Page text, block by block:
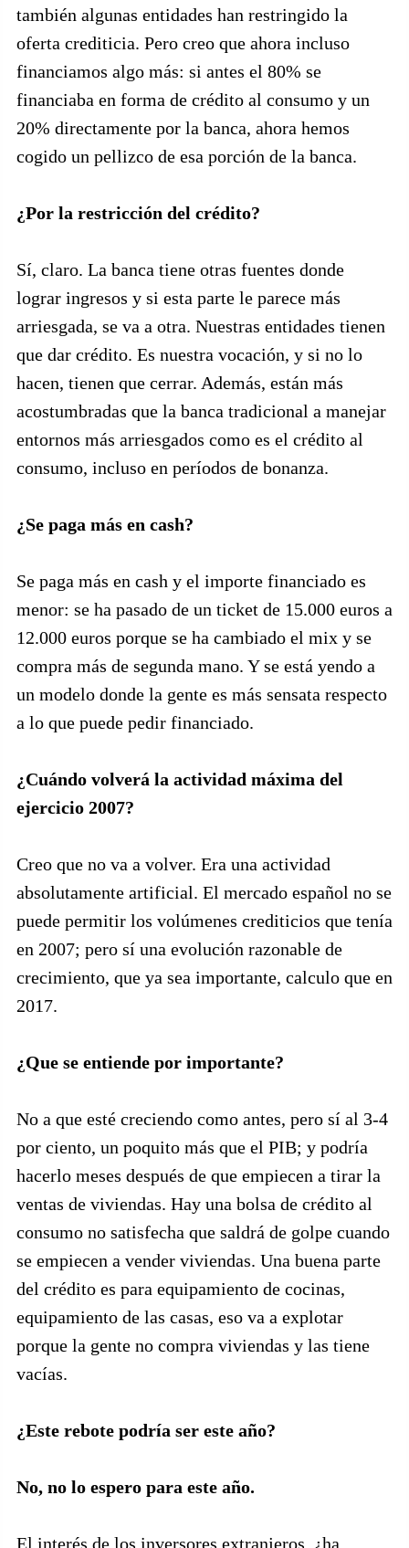
también algunas entidades han restringido la
oferta crediticia. Pero creo que ahora incluso
financiamos algo más: si antes el 80% se
financiaba en forma de crédito al consumo y un
20% directamente por la banca, ahora hemos
cogido un pellizco de esa porción de la banca.
¿Por la restricción del crédito?
Sí, claro. La banca tiene otras fuentes donde
lograr ingresos y si esta parte le parece más
arriesgada, se va a otra. Nuestras entidades tienen
que dar crédito. Es nuestra vocación, y si no lo
hacen, tienen que cerrar. Además, están más
acostumbradas que la banca tradicional a manejar
entornos más arriesgados como es el crédito al
consumo, incluso en períodos de bonanza.
¿Se paga más en cash?
Se paga más en cash y el importe financiado es
menor: se ha pasado de un ticket de 15.000 euros a
12.000 euros porque se ha cambiado el mix y se
compra más de segunda mano. Y se está yendo a
un modelo donde la gente es más sensata respecto
a lo que puede pedir financiado.
¿Cuándo volverá la actividad máxima del
ejercicio 2007?
Creo que no va a volver. Era una actividad
absolutamente artificial. El mercado español no se
puede permitir los volúmenes crediticios que tenía
en 2007; pero sí una evolución razonable de
crecimiento, que ya sea importante, calculo que en
2017.
¿Que se entiende por importante?
No a que esté creciendo como antes, pero sí al 3-4
por ciento, un poquito más que el PIB; y podría
hacerlo meses después de que empiecen a tirar la
ventas de viviendas. Hay una bolsa de crédito al
consumo no satisfecha que saldrá de golpe cuando
se empiecen a vender viviendas. Una buena parte
del crédito es para equipamiento de cocinas,
equipamiento de las casas, eso va a explotar
porque la gente no compra viviendas y las tiene
vacías.
¿Este rebote podría ser este año?
No, no lo espero para este año.
El interés de los inversores extranjeros, ¿ha